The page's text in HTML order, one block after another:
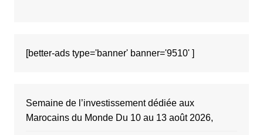
[better-ads type='banner' banner='9510' ]
Semaine de l’investissement dédiée aux
Marocains du Monde Du 10 au 13 août 2026,